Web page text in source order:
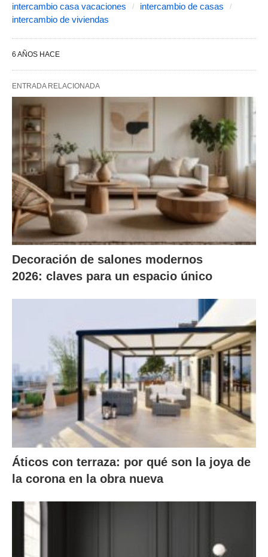
intercambio casa vacaciones
intercambio de casas
intercambio de viviendas
6 AÑOS HACE
ENTRADA RELACIONADA
Decoración de salones modernos
2026: claves para un espacio único
Áticos con terraza: por qué son la joya de
la corona en la obra nueva